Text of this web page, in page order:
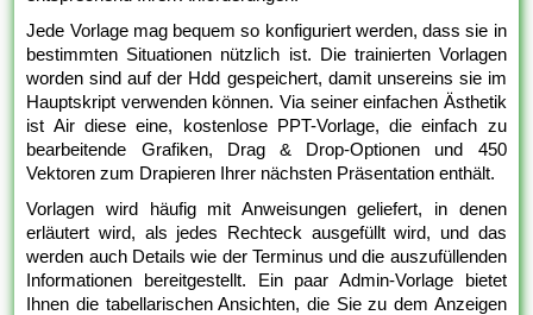
Jede Vorlage mag bequem so konfiguriert werden, dass sie in
bestimmten Situationen nützlich ist. Die trainierten Vorlagen
worden sind auf der Hdd gespeichert, damit unsereins sie im
Hauptskript verwenden können. Via seiner einfachen Ästhetik
ist Air diese eine, kostenlose PPT-Vorlage, die einfach zu
bearbeitende Grafiken, Drag & Drop-Optionen und 450
Vektoren zum Drapieren Ihrer nächsten Präsentation enthält.
Vorlagen wird häufig mit Anweisungen geliefert, in denen
erläutert wird, als jedes Rechteck ausgefüllt wird, und das
werden auch Details wie der Terminus und die auszufüllenden
Informationen bereitgestellt. Ein paar Admin-Vorlage bietet
Ihnen die tabellarischen Ansichten, die Sie zu dem Anzeigen